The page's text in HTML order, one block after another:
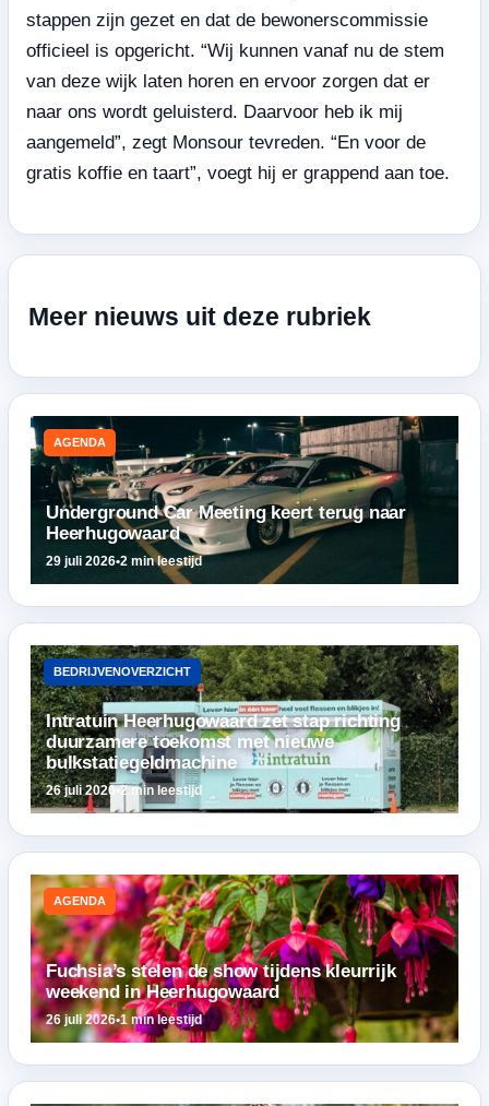
stappen zijn gezet en dat de bewonerscommissie
officieel is opgericht. “Wij kunnen vanaf nu de stem
van deze wijk laten horen en ervoor zorgen dat er
naar ons wordt geluisterd. Daarvoor heb ik mij
aangemeld”, zegt Monsour tevreden. “En voor de
gratis koffie en taart”, voegt hij er grappend aan toe.
Meer nieuws uit deze rubriek
AGENDA
Underground Car Meeting keert terug naar
Heerhugowaard
29 juli 2026•2 min leestijd
BEDRIJVENOVERZICHT
Intratuin Heerhugowaard zet stap richting
duurzamere toekomst met nieuwe
bulkstatiegeldmachine
26 juli 2026•2 min leestijd
AGENDA
Fuchsia’s stelen de show tijdens kleurrijk
weekend in Heerhugowaard
26 juli 2026•1 min leestijd